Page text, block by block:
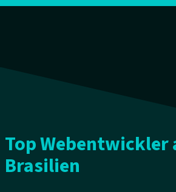
Top Webentwickler
Brasilien